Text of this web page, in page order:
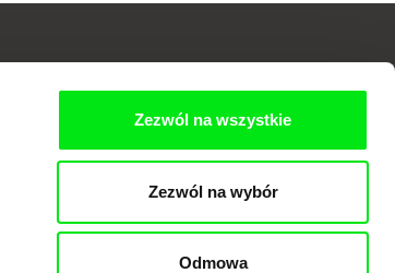
Zezwól na wszystkie
Zezwól na wybór
Odmowa